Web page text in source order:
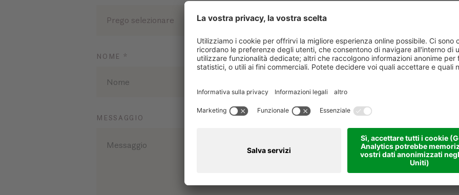
Prego selezionare
NOME * COGNOME *
MESSAGGIO